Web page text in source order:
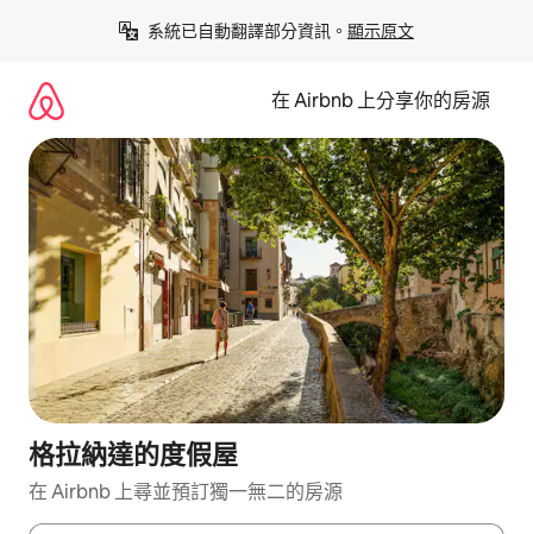
系統已自動翻譯部分資訊。 顯示原文
在 Airbnb 上分享你的房源
格拉納達的度假屋
在 Airbnb 上尋並預訂獨一無二的房源